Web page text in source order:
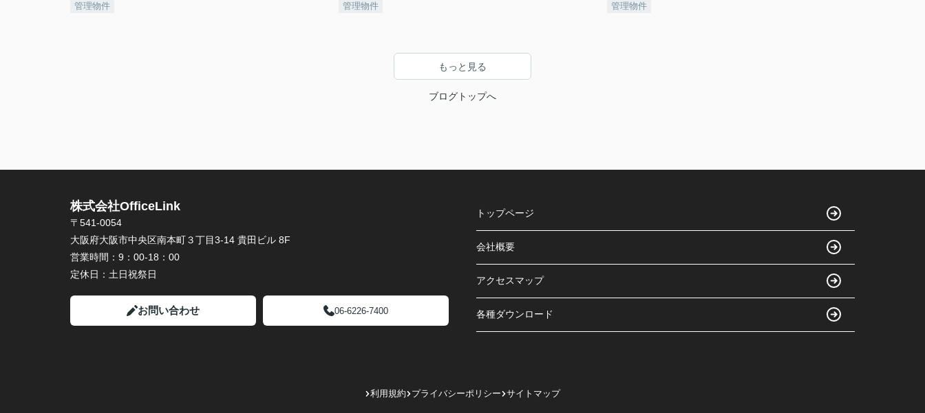
管理物件 管理物件 管理物件
もっと見る
ブログトップへ
株式会社OfficeLink
〒541-0054
大阪府大阪市中央区南本町３丁目3-14 貴田ビル 8F
営業時間： 9：00-18：00
定休日： 土日祝祭日
お問い合わせ 06-6226-7400
トップページ
会社概要
アクセスマップ
各種ダウンロード
利用規約 プライバシーポリシー サイトマップ